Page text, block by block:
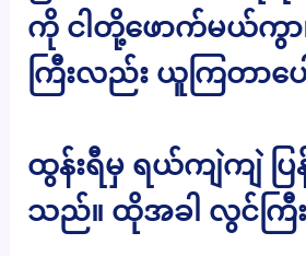
ကို ငါတို့ဖောက်မယ်ကွ
ကြီးလည်း ယူကြတာပ
ထွန်းရီမှ ရယ်ကျဲကျဲ ပြ
သည်။ ထိုအခါ လွင်ကြီ